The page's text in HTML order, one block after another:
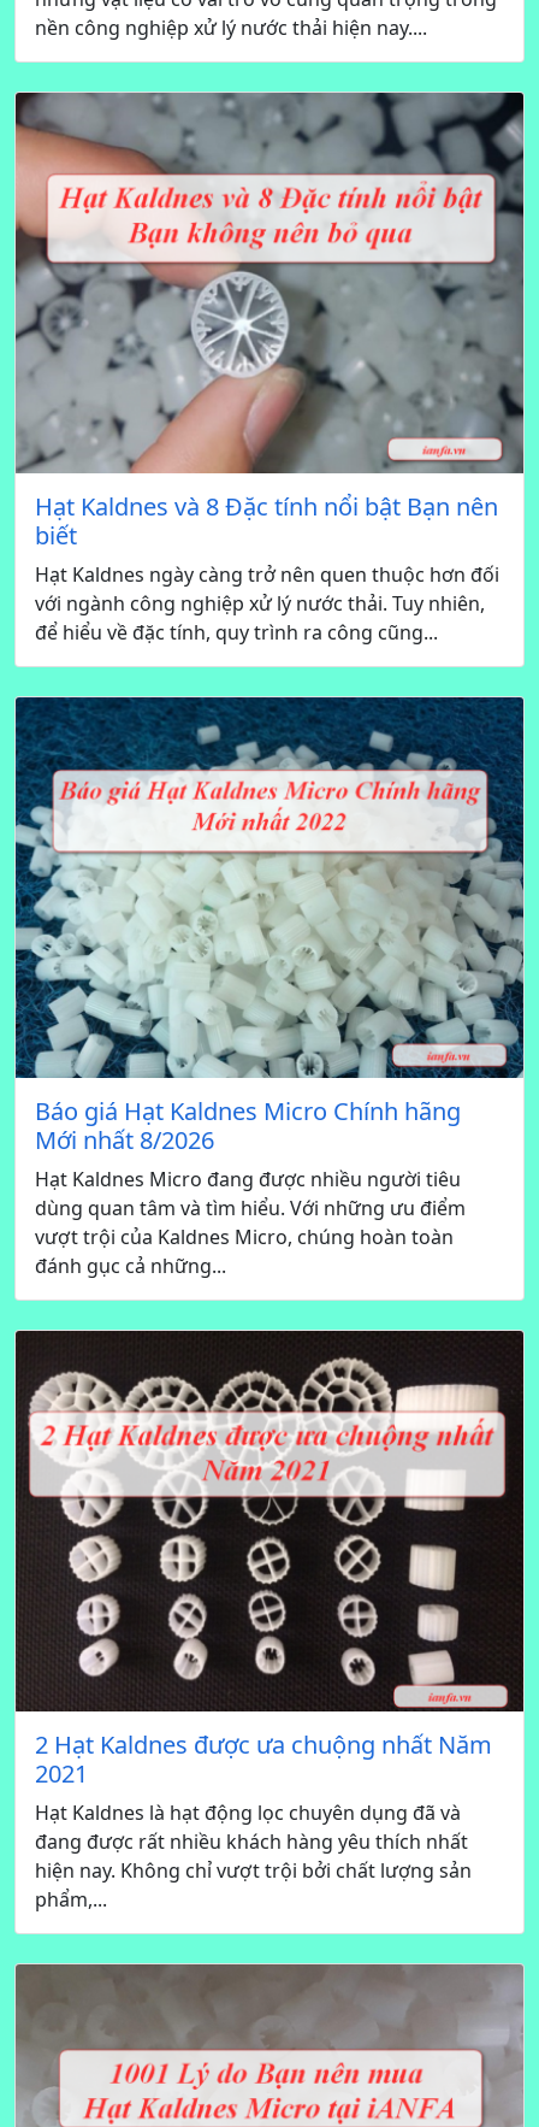
nền công nghiệp xử lý nước thải hiện nay....
Hạt Kaldnes và 8 Đặc tính nổi bật Bạn nên
biết
Hạt Kaldnes ngày càng trở nên quen thuộc hơn đối
với ngành công nghiệp xử lý nước thải. Tuy nhiên,
để hiểu về đặc tính, quy trình ra công cũng...
Báo giá Hạt Kaldnes Micro Chính hãng
Mới nhất 8/2026
Hạt Kaldnes Micro đang được nhiều người tiêu
dùng quan tâm và tìm hiểu. Với những ưu điểm
vượt trội của Kaldnes Micro, chúng hoàn toàn
đánh gục cả những...
2 Hạt Kaldnes được ưa chuộng nhất Năm
2021
Hạt Kaldnes là hạt động lọc chuyên dụng đã và
đang được rất nhiều khách hàng yêu thích nhất
hiện nay. Không chỉ vượt trội bởi chất lượng sản
phẩm,...